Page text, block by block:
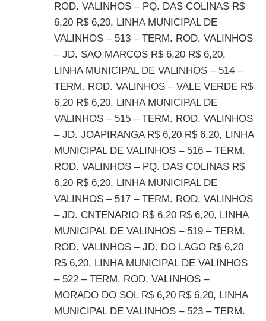
ROD. VALINHOS – PQ. DAS COLINAS R$
6,20 R$ 6,20, LINHA MUNICIPAL DE
VALINHOS – 513 – TERM. ROD. VALINHOS
– JD. SAO MARCOS R$ 6,20 R$ 6,20,
LINHA MUNICIPAL DE VALINHOS – 514 –
TERM. ROD. VALINHOS – VALE VERDE R$
6,20 R$ 6,20, LINHA MUNICIPAL DE
VALINHOS – 515 – TERM. ROD. VALINHOS
– JD. JOAPIRANGA R$ 6,20 R$ 6,20, LINHA
MUNICIPAL DE VALINHOS – 516 – TERM.
ROD. VALINHOS – PQ. DAS COLINAS R$
6,20 R$ 6,20, LINHA MUNICIPAL DE
VALINHOS – 517 – TERM. ROD. VALINHOS
– JD. CNTENARIO R$ 6,20 R$ 6,20, LINHA
MUNICIPAL DE VALINHOS – 519 – TERM.
ROD. VALINHOS – JD. DO LAGO R$ 6,20
R$ 6,20, LINHA MUNICIPAL DE VALINHOS
– 522 – TERM. ROD. VALINHOS –
MORADO DO SOL R$ 6,20 R$ 6,20, LINHA
MUNICIPAL DE VALINHOS – 523 – TERM.